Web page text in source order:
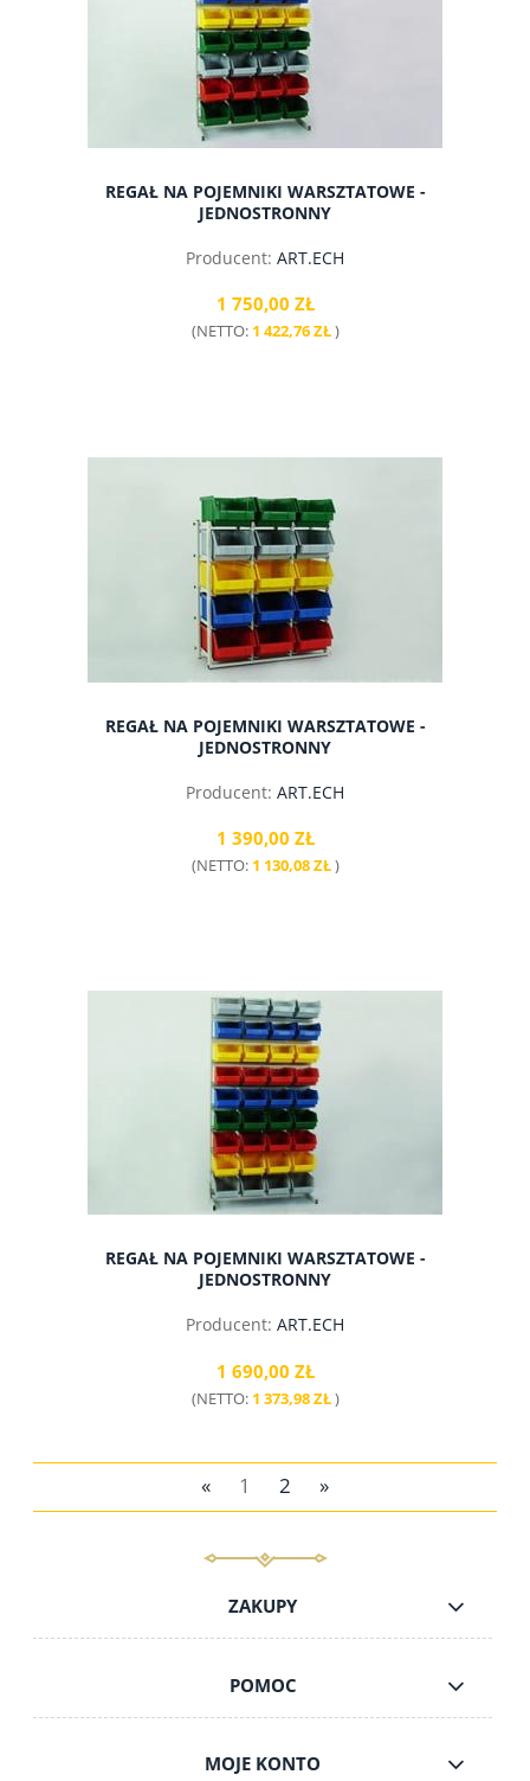
REGAŁ NA POJEMNIKI WARSZTATOWE -
JEDNOSTRONNY
Producent: ART.ECH
1 750,00 ZŁ
(NETTO: 1 422,76 ZŁ)
do koszyka
REGAŁ NA POJEMNIKI WARSZTATOWE -
JEDNOSTRONNY
Producent: ART.ECH
1 390,00 ZŁ
(NETTO: 1 130,08 ZŁ)
do koszyka
REGAŁ NA POJEMNIKI WARSZTATOWE -
JEDNOSTRONNY
Producent: ART.ECH
1 690,00 ZŁ
(NETTO: 1 373,98 ZŁ)
do koszyka
« 1 2 »
ZAKUPY
POMOC
MOJE KONTO